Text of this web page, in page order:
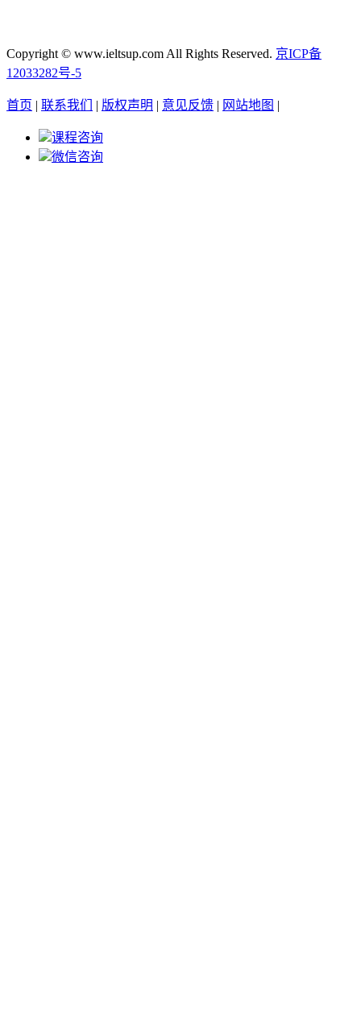
Copyright © www.ieltsup.com All Rights Reserved. 京ICP备
12033282号-5
首页 | 联系我们 | 版权声明 | 意见反馈 | 网站地图 |
课程咨询
微信咨询